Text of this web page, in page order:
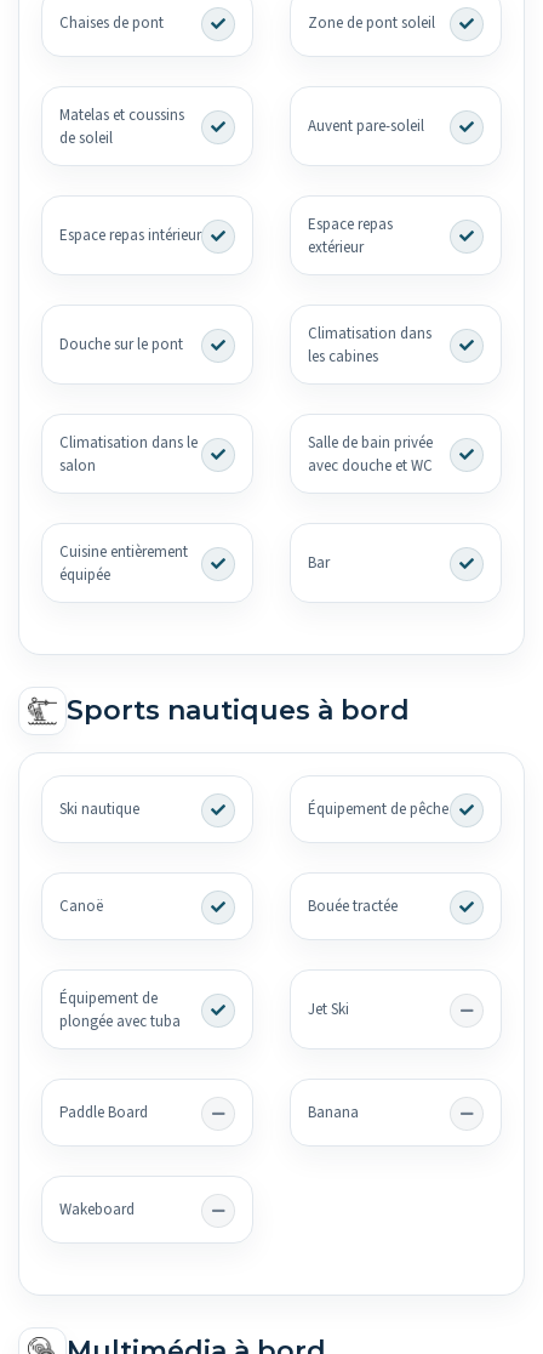
Chaises de pont Zone de pont soleil
Matelas et coussins
de soleil
Auvent pare-soleil
Espace repas intérieur
Espace repas
extérieur
Douche sur le pont
Climatisation dans
les cabines
Climatisation dans le
salon
Salle de bain privée
avec douche et WC
Cuisine entièrement
équipée
Bar
Sports nautiques à bord
Ski nautique Équipement de pêche
Canoë Bouée tractée
Équipement de
plongée avec tuba
Jet Ski
Paddle Board Banana
Wakeboard